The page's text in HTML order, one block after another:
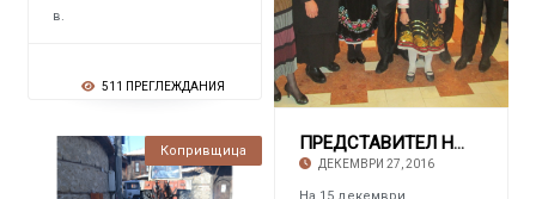
в.
511 ПРЕГЛЕЖДАНИЯ
ПРЕДСТАВИТЕЛ НА ВЕСТНИК „РЕГИОН” Гостува на
ДЕКЕМВРИ 27, 2016
Копривщица